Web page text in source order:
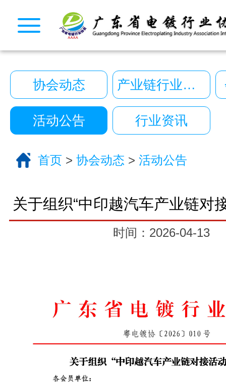
协会动态 产业链行业动态
活动公告 行业资讯
首页 > 协会动态 > 活动公告
关于组织“中印越汽车产业链对
时间：2026-04-13
CopyRight © 2026 广东省电镀行业协会. All
10222390号
一键拨号
一键导航
CopyRight 2026 All Right Reserved 广东省电
10222390号
技术支持:艾迪品牌策划
服务分类